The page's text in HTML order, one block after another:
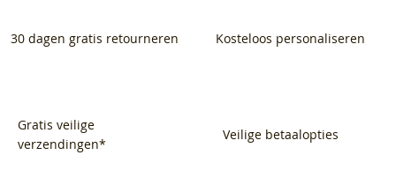
30 dagen gratis retourneren Kosteloos personaliseren
Gratis veilige
verzendingen*
Veilige betaalopties